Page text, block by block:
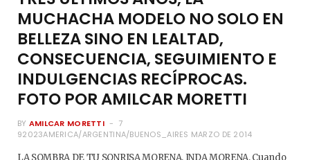
MUCHACHA MODELO NO SOLO EN
BELLEZA SINO EN LEALTAD,
CONSECUENCIA, SEGUIMIENTO E
INDULGENCIAS RECÍPROCAS.
FOTO POR AMILCAR MORETTI
BY AMILCAR MORETTI
7
92023AMERICA/ARGENTINA/BUENOS_AIRES MARZO DE 2014